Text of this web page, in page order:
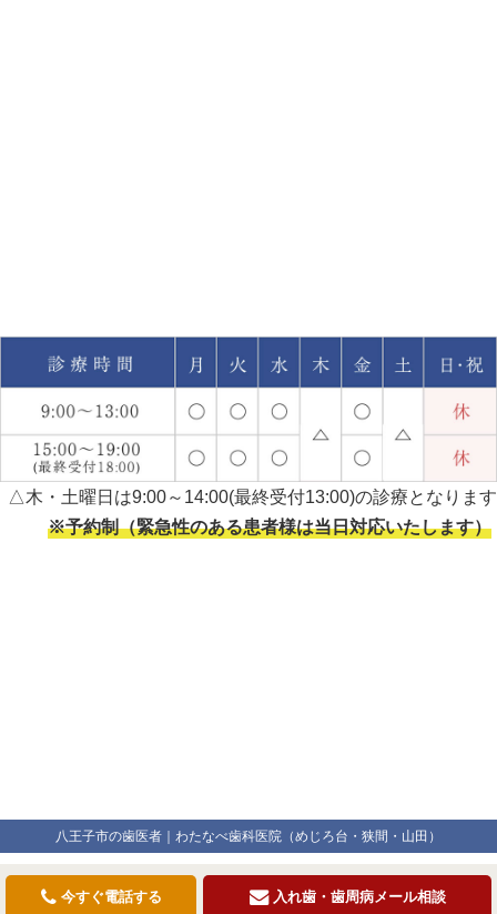
△木・土曜日は9:00～14:00(最終受付13:00)の診療となります
※予約制（緊急性のある患者様は当日対応いたします）
八王子市の歯医者｜わたなべ歯科医院（めじろ台・狭間・山田）
今すぐ電話する 入れ歯・歯周病メール相談